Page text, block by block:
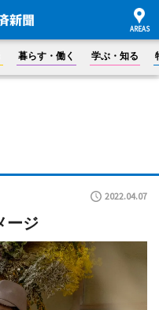
暮らす・働く 学ぶ・知る
2022.04.07
ージ